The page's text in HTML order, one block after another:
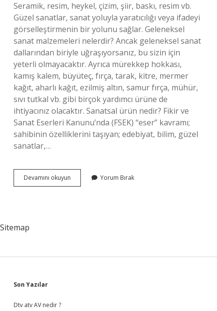
Seramik, resim, heykel, çizim, şiir, baskı, resim vb.
Güzel sanatlar, sanat yoluyla yaratıcılığı veya ifadeyi
görselleştirmenin bir yolunu sağlar. Geleneksel
sanat malzemeleri nelerdir? Ancak geleneksel sanat
dallarından biriyle uğraşıyorsanız, bu sizin için
yeterli olmayacaktır. Ayrıca mürekkep hokkası,
kamış kalem, büyüteç, fırça, tarak, kitre, mermer
kağıt, aharlı kağıt, ezilmiş altın, samur fırça, mühür,
sıvı tutkal vb. gibi birçok yardımcı ürüne de
ihtiyacınız olacaktır. Sanatsal ürün nedir? Fikir ve
Sanat Eserleri Kanunu’nda (FSEK) “eser” kavramı;
sahibinin özelliklerini taşıyan; edebiyat, bilim, güzel
sanatlar,…
Devamını okuyun Sanatsal
Malzemeler
Yorum Bırak
Sitemap
Sidebar
Son Yazılar
Dtv atv AV nedir ?